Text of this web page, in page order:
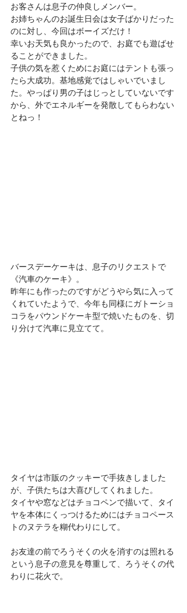
お客さんは息子の仲良しメンバー。
お姉ちゃんのお誕生日会は女子ばかりだった
のに対し、今回はボーイズだけ！
幸いお天気も良かったので、お庭でも遊ばせ
ることができました。
子供の気を惹くためにお庭にはテントも張っ
たら大成功。基地感覚ではしゃいでいまし
た。やっぱり男の子はじっとしていないです
から、外でエネルギーを発散してもらわない
とねっ！
バースデーケーキは、息子のリクエストで
《汽車のケーキ》。
昨年にも作ったのですがどうやら気に入って
くれていたようで、今年も同様にガトーショ
コラをパウンドケーキ型で焼いたものを、切
り分けて汽車に見立てて。
タイヤは市販のクッキーで手抜きしました
が、子供たちは大喜びしてくれました。
タイヤや窓などはチョコペンで描いて、タイ
ヤを本体にくっつけるためにはチョコペース
トのヌテラを糊代わりにして。
お友達の前でろうそくの火を消すのは照れる
という息子の意見を尊重して、ろうそくの代
わりに花火で。